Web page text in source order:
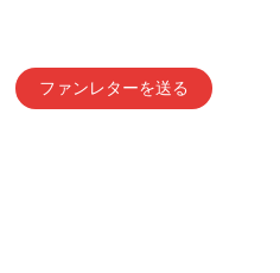
ファンレターを送る